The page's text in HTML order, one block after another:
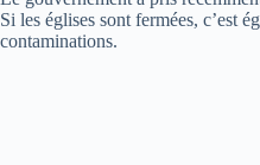
Si les églises sont fermées, c’est
contaminations.